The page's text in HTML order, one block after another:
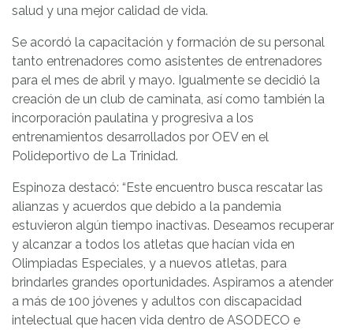
salud y una mejor calidad de vida.
Se acordó la capacitación y formación de su personal
tanto entrenadores como asistentes de entrenadores
para el mes de abril y mayo. Igualmente se decidió la
creación de un club de caminata, así como también la
incorporación paulatina y progresiva a los
entrenamientos desarrollados por OEV en el
Polideportivo de La Trinidad.
Espinoza destacó: “Este encuentro busca rescatar las
alianzas y acuerdos que debido a la pandemia
estuvieron algún tiempo inactivas. Deseamos recuperar
y alcanzar a todos los atletas que hacían vida en
Olimpiadas Especiales, y a nuevos atletas, para
brindarles grandes oportunidades. Aspiramos a atender
a más de 100 jóvenes y adultos con discapacidad
intelectual que hacen vida dentro de ASODECO e